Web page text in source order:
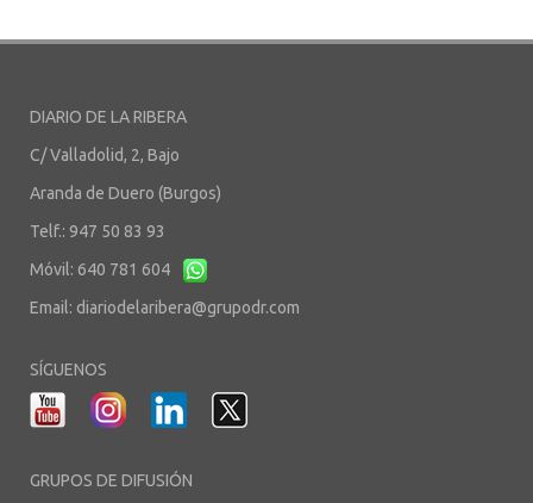
DIARIO DE LA RIBERA
C/ Valladolid, 2, Bajo
Aranda de Duero (Burgos)
Telf.: 947 50 83 93
Móvil: 640 781 604
Email: diariodelaribera@grupodr.com
SÍGUENOS
GRUPOS DE DIFUSIÓN